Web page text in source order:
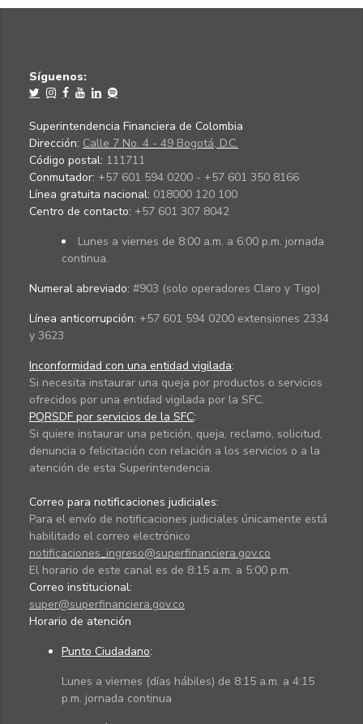
Síguenos:
Superintendencia Financiera de Colombia
Dirección: Calle 7 No. 4 - 49 Bogotá, D.C.
Código postal: 111711
Conmutador: +57 601 594 0200 - +57 601 350 8166
Línea gratuita nacional: 018000 120 100
Centro de contacto: +57 601 307 8042
Lunes a viernes de 8:00 a.m. a 6:00 p.m. jornada
continua.
Numeral abreviado: #903 (solo operadores Claro y Tigo)
Línea anticorrupción: +57 601 594 0200 extensiones 2334
y 3623
Inconformidad con una entidad vigilada:
Si necesita instaurar una queja por productos o servicios
ofrecidos por una entidad vigilada por la SFC.
PQRSDF por servicios de la SFC:
Si quiere instaurar una petición, queja, reclamo, solicitud,
denuncia o felicitación con relación a los servicios o a la
atención de esta Superintendencia.
Correo para notificaciones judiciales:
Para el envío de notificaciones judiciales únicamente está
habilitado el correo electrónico
notificaciones_ingreso@superfinanciera.gov.co
El horario de este canal es de 8:15 a.m. a 5:00 p.m.
Correo institucional:
super@superfinanciera.gov.co
Horario de atención
Punto Ciudadano:
Lunes a viernes (días hábiles) de 8:15 a.m. a 4:15
p.m. jornada continua